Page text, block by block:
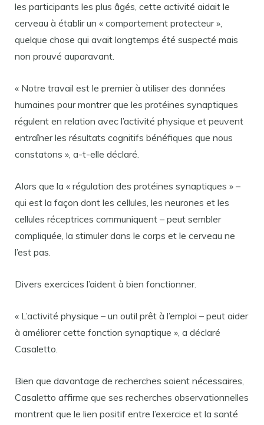
les participants les plus âgés, cette activité aidait le
cerveau à établir un « comportement protecteur »,
quelque chose qui avait longtemps été suspecté mais
non prouvé auparavant.
« Notre travail est le premier à utiliser des données
humaines pour montrer que les protéines synaptiques
régulent en relation avec l’activité physique et peuvent
entraîner les résultats cognitifs bénéfiques que nous
constatons », a-t-elle déclaré.
Alors que la « régulation des protéines synaptiques » –
qui est la façon dont les cellules, les neurones et les
cellules réceptrices communiquent – peut sembler
compliquée, la stimuler dans le corps et le cerveau ne
l’est pas.
Divers exercices l’aident à bien fonctionner.
« L’activité physique – un outil prêt à l’emploi – peut aider
à améliorer cette fonction synaptique », a déclaré
Casaletto.
Bien que davantage de recherches soient nécessaires,
Casaletto affirme que ses recherches observationnelles
montrent que le lien positif entre l’exercice et la santé